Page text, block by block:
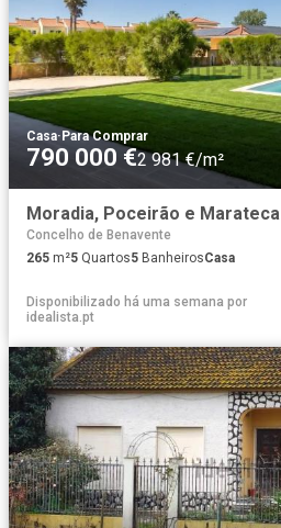
Casa· Para Comprar
790 000 €2 981 €/m²
Moradia, Poceirão e Marateca
Concelho de Benavente
265 m²5 Quartos5 BanheirosCasa
Disponibilizado há uma semana por
idealista.pt